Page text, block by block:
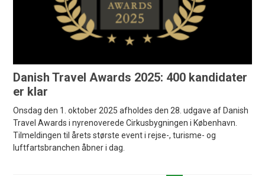
Danish Travel Awards 2025: 400 kandidater
er klar
Onsdag den 1. oktober 2025 afholdes den 28. udgave af Danish
Travel Awards i nyrenoverede Cirkusbygningen i København.
Tilmeldingen til årets største event i rejse-, turisme- og
luftfartsbranchen åbner i dag.